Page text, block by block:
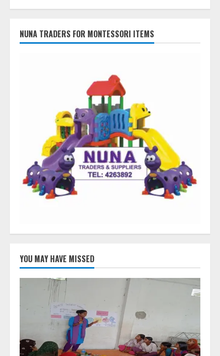
NUNA TRADERS FOR MONTESSORI ITEMS
YOU MAY HAVE MISSED